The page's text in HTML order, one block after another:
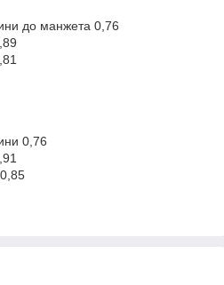
до манжета 0,76
0,76